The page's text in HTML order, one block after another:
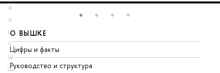
Ф
Х
Ц
Ч
Ш
Щ
О ВЫШКЕ
Цифры и факты
Руководство и структура